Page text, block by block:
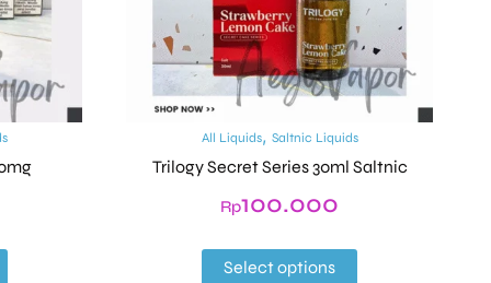
All Liquids, Saltnic Liquids
Trilogy Secret Series 30ml Saltnic
Rp100.000
Select options